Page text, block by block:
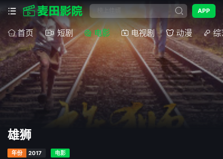
APP
首页 短剧 电影 电视剧 动漫 综
雄狮
年份 2017 电影